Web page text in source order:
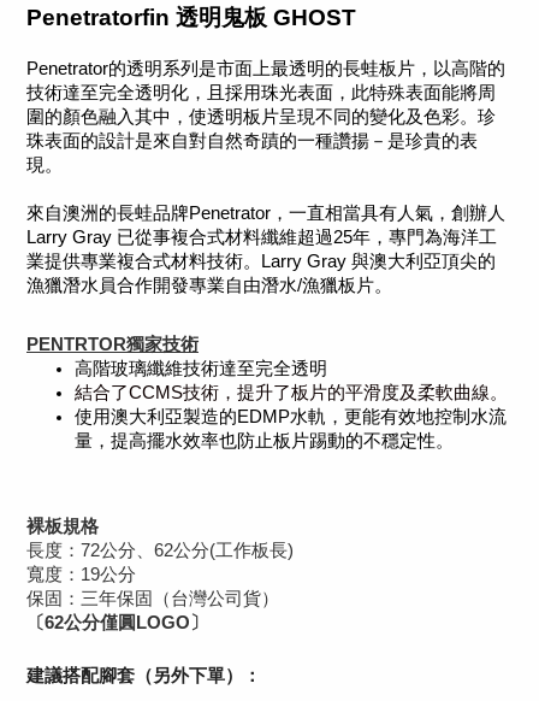
Penetratorfin 透明鬼板 GHOST
Penetrator的透明系列是市面上最透明的長蛙板片，以高階的
技術達至完全透明化，且採用珠光表面，此特殊表面能將周
圍的顏色融入其中，使透明板片呈現不同的變化及色彩。珍
珠表面的設計是來自對自然奇蹟的一種讚揚－是珍貴的表
現。
來自澳洲的⾧蛙品牌Penetrator，一直相當具有人氣，創辦人
Larry Gray 已從事複合式材料纖維超過25年，專門為海洋工
業提供專業複合式材料技術。Larry Gray 與澳大利亞頂尖的
漁獵潛水員合作開發專業自由潛水/漁獵板片。
PENTRTOR獨家技術
高階玻璃纖維技術達至完全透明
結合了CCMS技術，提升了板片的平滑度及柔軟曲線。
使用澳大利亞製造的EDMP水軌，更能有效地控制水流
量，提高擺水效率也防止板片踢動的不穩定性。
裸板規格
長度：72公分、62公分(工作板長)
寬度：19公分
保固：三年保固（台灣公司貨）
〔62公分僅圓LOGO〕
建議搭配腳套（另外下單）：